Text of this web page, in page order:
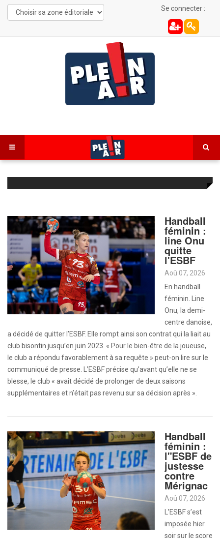
Se connecter :
Handball
féminin :
line Onu
quitte
l'ESBF
Aoû 07, 2026
En handball
féminin. Line
Onu, la demi-
centre danoise,
a décidé de quitter l’ESBF. Elle rompt ainsi son contrat qui la liait au
club bisontin jusqu’en juin 2023. « Pour le bien-être de la joueuse,
le club a répondu favorablement à sa requête » peut-on lire sur le
communiqué de presse. L’ESBF précise qu’avant qu’elle ne se
blesse, le club « avait décidé de prolonger de deux saisons
supplémentaires et n’était pas revenu sur sa décision après ».
Handball
féminin :
l"ESBF de
justesse
contre
Mérignac
Aoû 07, 2026
L’ESBF s’est
imposée hier
soir sur le score